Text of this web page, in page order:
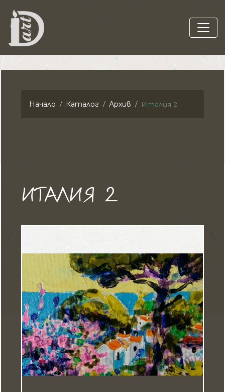
Начало Каталог Архив Италия 2
ИТАЛИЯ 2